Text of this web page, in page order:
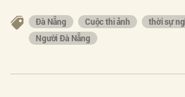
Đà Nẵng Cuộc thi ảnh thời sự
Người Đà Nẵng